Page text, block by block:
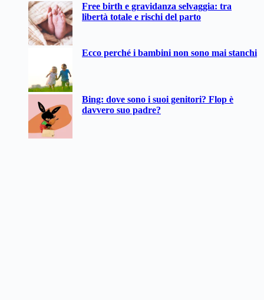
Free birth e gravidanza selvaggia: tra
libertà totale e rischi del parto
Ecco perché i bambini non sono mai stanchi
Bing: dove sono i suoi genitori? Flop è
davvero suo padre?